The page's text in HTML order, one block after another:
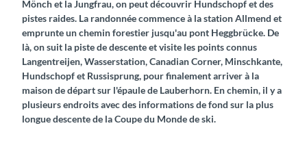
Mönch et la Jungfrau, on peut découvrir Hundschopf et des
pistes raides. La randonnée commence à la station Allmend et
emprunte un chemin forestier jusqu'au pont Heggbrücke. De
là, on suit la piste de descente et visite les points connus
Langentreijen, Wasserstation, Canadian Corner, Minschkante,
Hundschopf et Russisprung, pour finalement arriver à la
maison de départ sur l'épaule de Lauberhorn. En chemin, il y a
plusieurs endroits avec des informations de fond sur la plus
longue descente de la Coupe du Monde de ski.